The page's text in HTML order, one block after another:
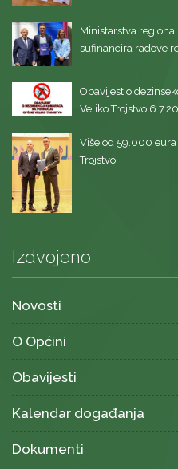
Ministarstva
sufinancira radove
Obavijest o
Veliko Trojstvo
Više od 59.000
Trojstvo
Izdvojeno
Novosti
O Općini
Obavijesti
Kalendar događanja
Dokumenti